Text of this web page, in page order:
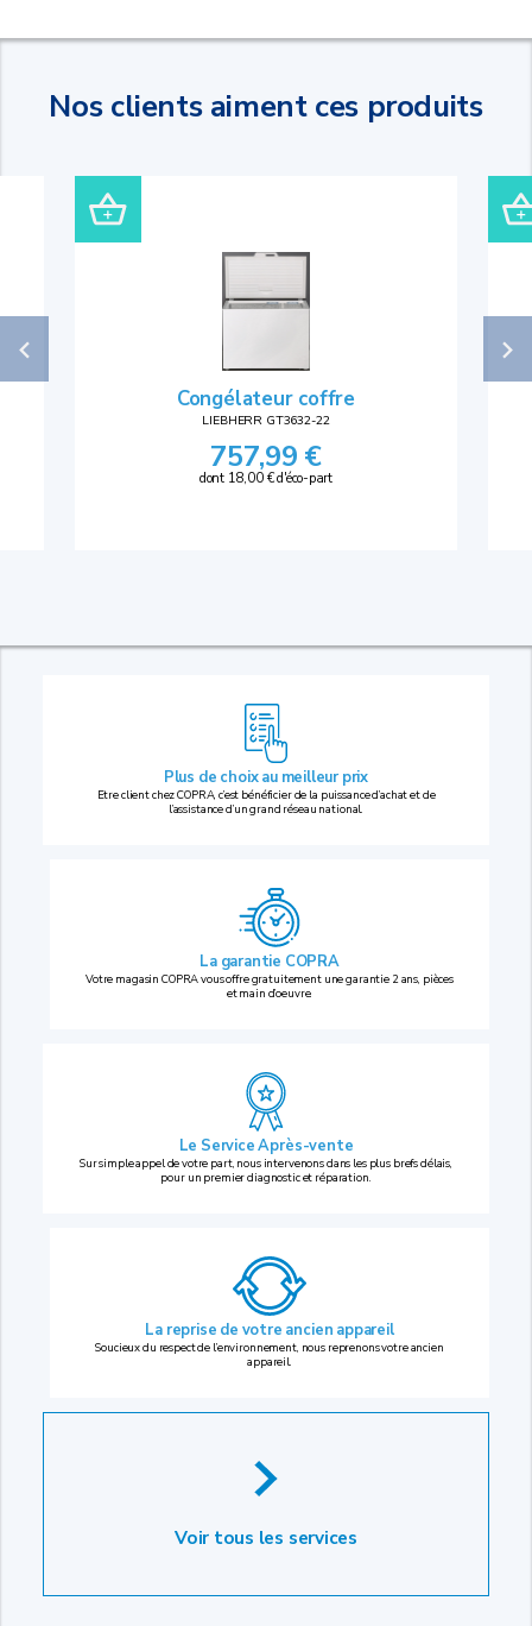
Nos clients aiment ces produits
Congélateur coffre
LIEBHERR GT3632-22
757,99 €
dont 18,00 € d'éco-part
Plus de choix au meilleur prix
Etre client chez COPRA, c’est bénéficier de la puissance d’achat et de
l’assistance d’un grand réseau national.
La garantie COPRA
Votre magasin COPRA vous offre gratuitement une garantie 2 ans, pièces
et main d’oeuvre.
Le Service Après-vente
Sur simple appel de votre part, nous intervenons dans les plus brefs délais,
pour un premier diagnostic et réparation.
La reprise de votre ancien appareil
Soucieux du respect de l’environnement, nous reprenons votre ancien
appareil.
Voir tous les services